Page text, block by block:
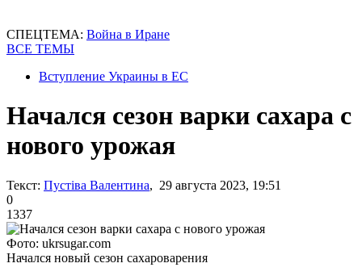
СПЕЦТЕМА: Война в Иране
ВСЕ ТЕМЫ
Вступление Украины в ЕС
Начался сезон варки сахара с
нового урожая
Текст: Пустіва Валентина, 29 августа 2023, 19:51
0
1337
Фото: ukrsugar.com
Начался новый сезон сахароварения